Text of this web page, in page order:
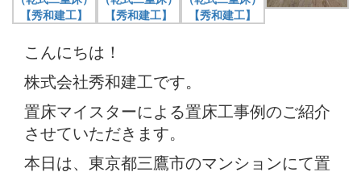
こんにちは！
株式会社秀和建工です。
置床マイスターによる置床工事例のご紹介
させていただきます。
本日は、東京都三鷹市のマンションにて置